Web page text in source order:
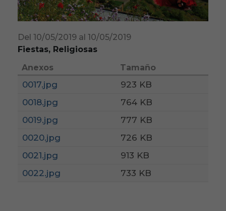
Del 10/05/2019 al 10/05/2019
Fiestas, Religiosas
Anexos
Tamaño
0017.jpg
923 KB
0018.jpg
764 KB
0019.jpg
777 KB
0020.jpg
726 KB
0021.jpg
913 KB
0022.jpg
733 KB